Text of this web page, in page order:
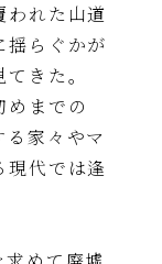
われた山道
揺らぐかが
きた。
めまでの
家々やマ
現代では逢